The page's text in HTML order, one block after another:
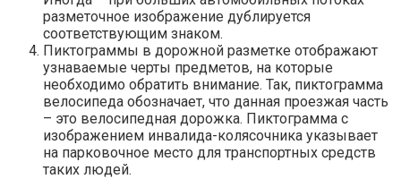
разметочное изображение дублируется
соответствующим знаком.
Пиктограммы в дорожной разметке отображают
узнаваемые черты предметов, на которые
необходимо обратить внимание. Так, пиктограмма
велосипеда обозначает, что данная проезжая часть
– это велосипедная дорожка. Пиктограмма с
изображением инвалида-колясочника указывает
на парковочное место для транспортных средств
таких людей.